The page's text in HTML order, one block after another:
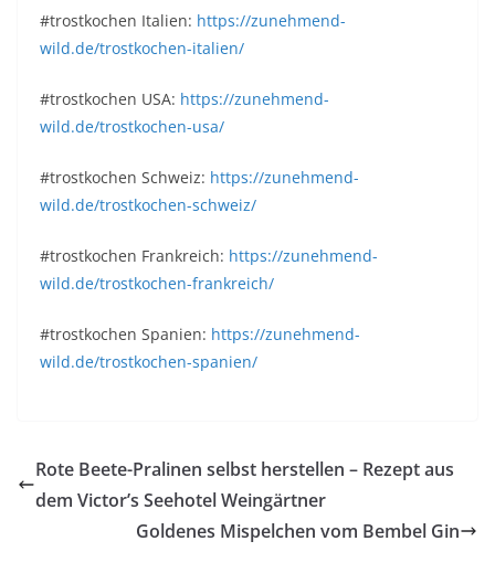
#trostkochen Italien: https://zunehmend-
wild.de/trostkochen-italien/
#trostkochen USA: https://zunehmend-
wild.de/trostkochen-usa/
#trostkochen Schweiz: https://zunehmend-
wild.de/trostkochen-schweiz/
#trostkochen Frankreich: https://zunehmend-
wild.de/trostkochen-frankreich/
#trostkochen Spanien: https://zunehmend-
wild.de/trostkochen-spanien/
Rote Beete-Pralinen selbst herstellen – Rezept aus
dem Victor’s Seehotel Weingärtner
Goldenes Mispelchen vom Bembel Gin